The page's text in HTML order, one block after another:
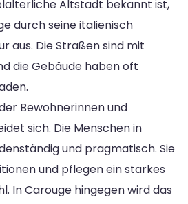
Altstadt bekannt ist,
durch seine italienisch
aus. Die Straßen sind mit
die Gebäude haben oft
Bewohnerinnen und
sich. Die Menschen in
und pragmatisch. Sie
und pflegen ein starkes
In Carouge hingegen wird das